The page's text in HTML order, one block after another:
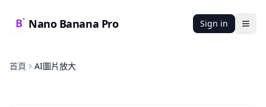
Nano Banana Pro Sign in
首頁 AI圖片放大